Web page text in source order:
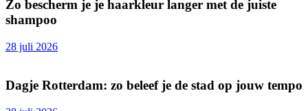
Zo bescherm je je haarkleur langer met de juiste
shampoo
28 juli 2026
Dagje Rotterdam: zo beleef je de stad op jouw tempo